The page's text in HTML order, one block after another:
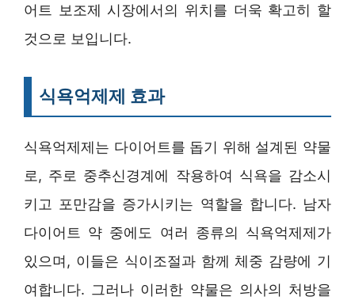
어트 보조제 시장에서의 위치를 더욱 확고히 할
것으로 보입니다.
식욕억제제 효과
식욕억제제는 다이어트를 돕기 위해 설계된 약물
로, 주로 중추신경계에 작용하여 식욕을 감소시
키고 포만감을 증가시키는 역할을 합니다. 남자
다이어트 약 중에도 여러 종류의 식욕억제제가
있으며, 이들은 식이조절과 함께 체중 감량에 기
여합니다. 그러나 이러한 약물은 의사의 처방을